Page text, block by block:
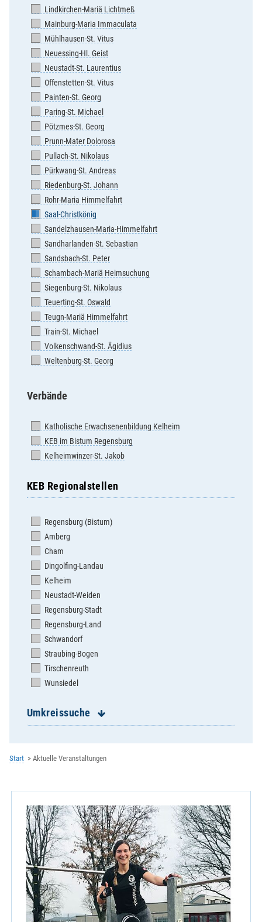
Lindkirchen-Mariä Lichtmeß
Mainburg-Maria Immaculata
Mühlhausen-St. Vitus
Neuessing-Hl. Geist
Neustadt-St. Laurentius
Offenstetten-St. Vitus
Painten-St. Georg
Paring-St. Michael
Pötzmes-St. Georg
Prunn-Mater Dolorosa
Pullach-St. Nikolaus
Pürkwang-St. Andreas
Riedenburg-St. Johann
Rohr-Maria Himmelfahrt
Saal-Christkönig
Sandelzhausen-Maria-Himmelfahrt
Sandharlanden-St. Sebastian
Sandsbach-St. Peter
Schambach-Mariä Heimsuchung
Siegenburg-St. Nikolaus
Teuerting-St. Oswald
Teugn-Mariä Himmelfahrt
Train-St. Michael
Volkenschwand-St. Ägidius
Weltenburg-St. Georg
Verbände
Katholische Erwachsenenbildung Kelheim
KEB im Bistum Regensburg
Kelheimwinzer-St. Jakob
KEB Regionalstellen
Regensburg (Bistum)
Amberg
Cham
Dingolfing-Landau
Kelheim
Neustadt-Weiden
Regensburg-Stadt
Regensburg-Land
Schwandorf
Straubing-Bogen
Tirschenreuth
Wunsiedel
Umkreissuche
Start Aktuelle Veranstaltungen